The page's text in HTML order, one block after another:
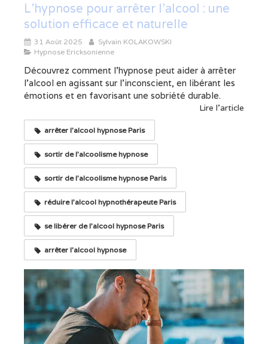
L’hypnose pour arrêter l’alcool : une
solution efficace et naturelle
31 Août 2025
Sylvain KOLAKOWSKI
Hypnose Ericksonienne
Découvrez comment l’hypnose peut aider à arrêter
l’alcool en agissant sur l’inconscient, en libérant les
émotions et en favorisant une sobriété durable.
Lire l'article
arrêter l'alcool hypnose Paris
sortir de l'alcoolisme hypnose
sortir de l'alcoolisme hypnose Paris
réduire l'alcool hypnothérapeute Paris
se libérer de l'alcool hypnose Paris
arrêter l'alcool hypnose